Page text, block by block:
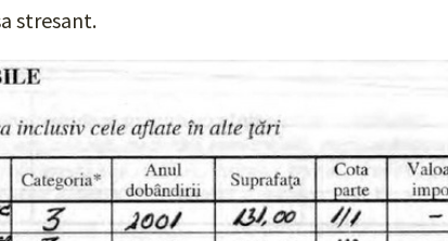
stresant.